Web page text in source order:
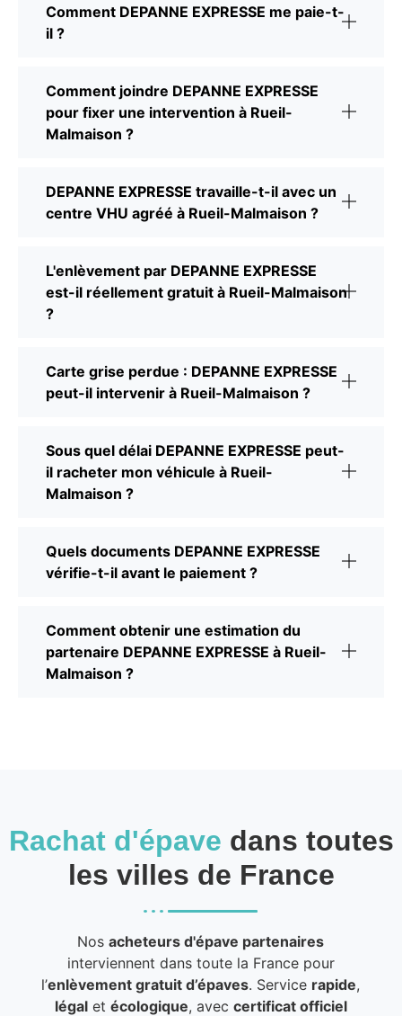
Comment DEPANNE EXPRESSE me paie-t-
il ?
Comment joindre DEPANNE EXPRESSE
pour fixer une intervention à Rueil-
Malmaison ?
DEPANNE EXPRESSE travaille-t-il avec un
centre VHU agréé à Rueil-Malmaison ?
L'enlèvement par DEPANNE EXPRESSE
est-il réellement gratuit à Rueil-Malmaison
?
Carte grise perdue : DEPANNE EXPRESSE
peut-il intervenir à Rueil-Malmaison ?
Sous quel délai DEPANNE EXPRESSE peut-
il racheter mon véhicule à Rueil-
Malmaison ?
Quels documents DEPANNE EXPRESSE
vérifie-t-il avant le paiement ?
Comment obtenir une estimation du
partenaire DEPANNE EXPRESSE à Rueil-
Malmaison ?
Rachat d'épave dans toutes
les villes de France
Nosacheteurs d'épave partenaires
interviennent dans toute la France pour
l’enlèvement gratuit d’épaves. Service rapide,
légalet écologique, avec certificat officiel